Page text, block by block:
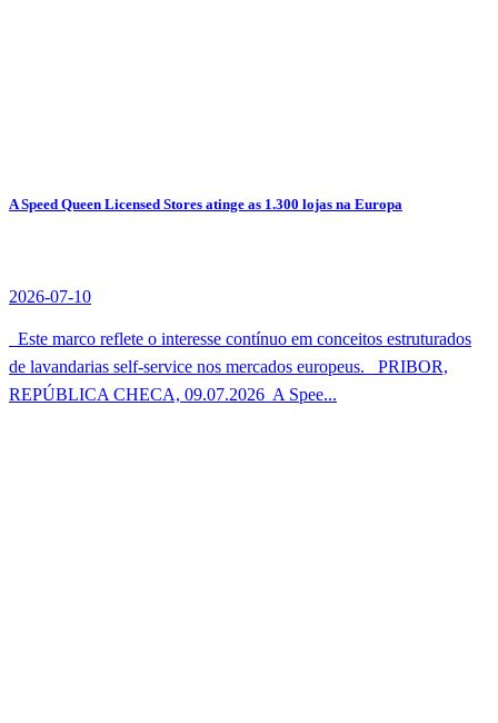
A Speed Queen Licensed Stores atinge as 1.300 lojas na Europa
2026-07-10
Este marco reflete o interesse contínuo em conceitos estruturados
de lavandarias self-service nos mercados europeus. PRIBOR,
REPÚBLICA CHECA, 09.07.2026  A Spee...